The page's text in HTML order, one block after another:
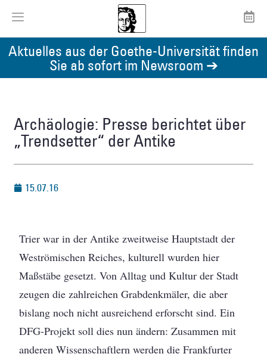
Aktuelles aus der Goethe-Universität finden
Sie ab sofort im Newsroom ➔
Archäologie: Presse berichtet über
„Trendsetter“ der Antike
15.07.16
Trier war in der Antike zweitweise Hauptstadt der
Weströmischen Reiches, kulturell wurden hier
Maßstäbe gesetzt. Von Alltag und Kultur der Stadt
zeugen die zahlreichen Grabdenkmäler, die aber
bislang noch nicht ausreichend erforscht sind. Ein
DFG-Projekt soll dies nun ändern: Zusammen mit
anderen Wissenschaftlern werden die Frankfurter